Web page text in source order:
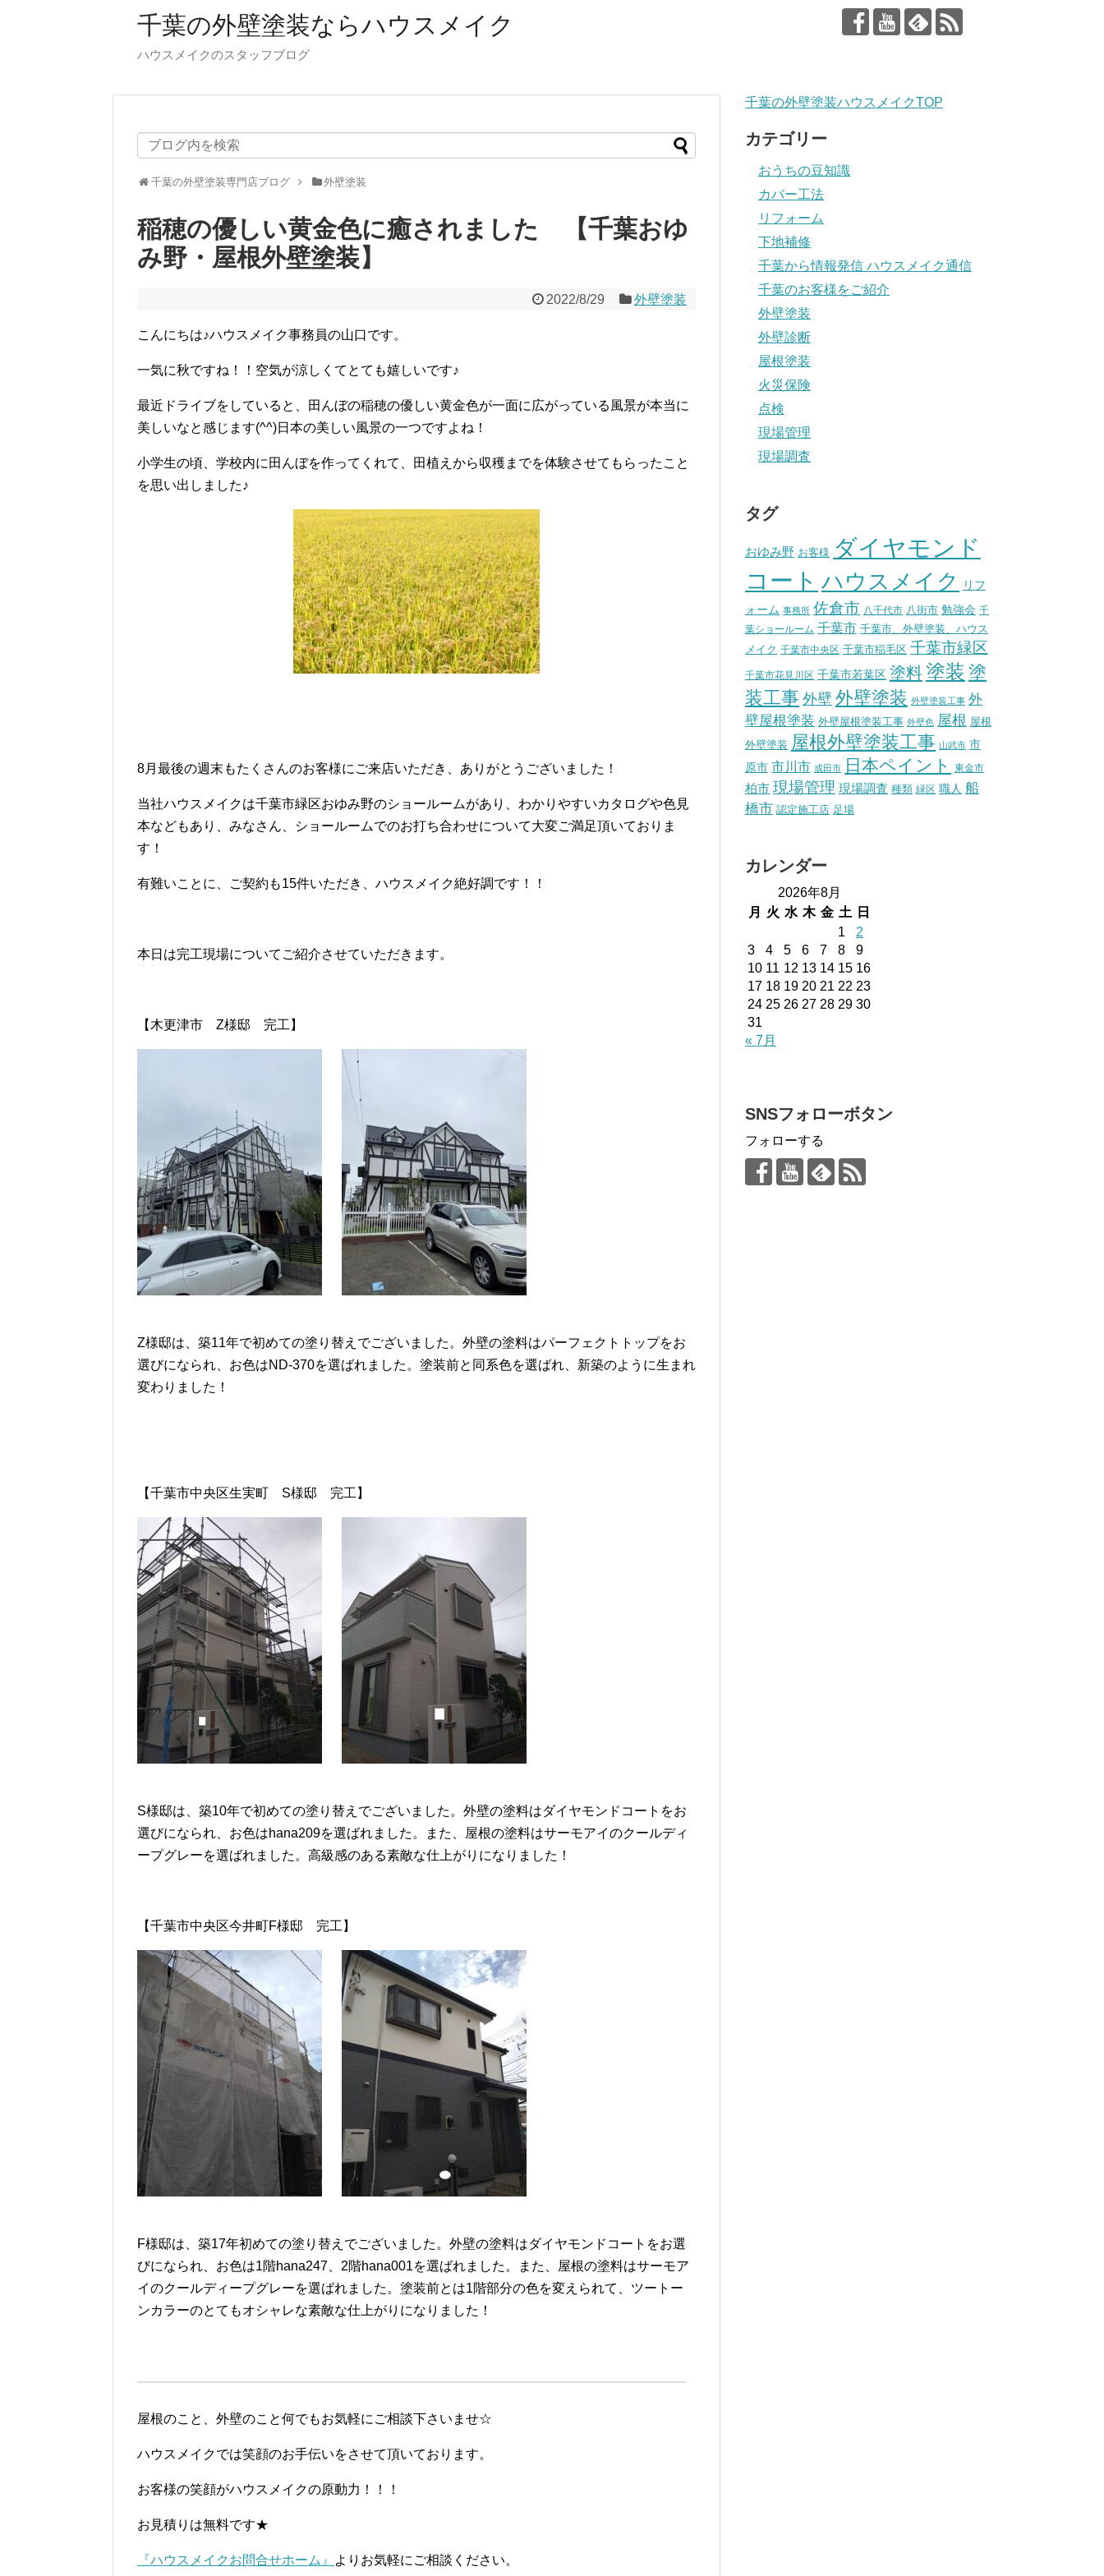
千葉の外壁塗装ならハウスメイク
ハウスメイクのスタッフブログ
千葉の外壁塗装専門店ブログ 外壁塗装
稲穂の優しい黄金色に癒されました 【千葉おゆ
み野・屋根外壁塗装】
2022/8/29 外壁塗装
こんにちは♪ハウスメイク事務員の山口です。
一気に秋ですね！！空気が涼しくてとても嬉しいです♪
最近ドライブをしていると、田んぼの稲穂の優しい黄金色が一面に広がっている風景が本当に
美しいなと感じます(^^)日本の美しい風景の一つですよね！
小学生の頃、学校内に田んぼを作ってくれて、田植えから収穫までを体験させてもらったこと
を思い出しました♪
8月最後の週末もたくさんのお客様にご来店いただき、ありがとうございました！
当社ハウスメイクは千葉市緑区おゆみ野のショールームがあり、わかりやすいカタログや色見
本などもあり、みなさん、ショールームでのお打ち合わせについて大変ご満足頂いておりま
す！
有難いことに、ご契約も15件いただき、ハウスメイク絶好調です！！
本日は完工現場についてご紹介させていただきます。
【木更津市 Z様邸 完工】
Z様邸は、築11年で初めての塗り替えでございました。外壁の塗料はパーフェクトトップをお
選びになられ、お色はND-370を選ばれました。塗装前と同系色を選ばれ、新築のように生まれ
変わりました！
【千葉市中央区生実町 S様邸 完工】
S様邸は、築10年で初めての塗り替えでございました。外壁の塗料はダイヤモンドコートをお
選びになられ、お色はhana209を選ばれました。また、屋根の塗料はサーモアイのクールディ
ープグレーを選ばれました。高級感のある素敵な仕上がりになりました！
【千葉市中央区今井町F様邸 完工】
F様邸は、築17年初めての塗り替えでございました。外壁の塗料はダイヤモンドコートをお選
びになられ、お色は1階hana247、2階hana001を選ばれました。また、屋根の塗料はサーモア
イのクールディープグレーを選ばれました。塗装前とは1階部分の色を変えられて、ツートー
ンカラーのとてもオシャレな素敵な仕上がりになりました！
屋根のこと、外壁のこと何でもお気軽にご相談下さいませ☆
ハウスメイクでは笑顔のお手伝いをさせて頂いております。
お客様の笑顔がハウスメイクの原動力！！！
お見積りは無料です★
『ハウスメイクお問合せホーム』 よりお気軽にご相談ください。
千葉の外壁塗装ハウスメイクTOP
カテゴリー
おうちの豆知識
カバー工法
リフォーム
下地補修
千葉から情報発信 ハウスメイク通信
千葉のお客様をご紹介
外壁塗装
外壁診断
屋根塗装
火災保険
点検
現場管理
現場調査
タグ
おゆみ野 お客様 ダイヤモンド
コート ハウスメイク
リフ
ォーム 事務所 佐倉市 八千代市 八街市 勉強会 千
葉ショールーム 千葉市 千葉市、外壁塗装、ハウス
メイク 千葉市中央区 千葉市稲毛区 千葉市緑区
千葉市花見川区 千葉市若葉区 塗料塗装 塗
装工事 外壁 外壁塗装 外壁塗装工事 外
壁屋根塗装 外壁屋根塗装工事 外壁色 屋根 屋根
外壁塗装 屋根外壁塗装工事 山武市 市
原市 市川市 成田市 日本ペイント 東金市
柏市 現場管理 現場調査 種類 緑区 職人 船
橋市 認定施工店 足場
カレンダー
2026年8月
月
火 水 木 金 土
日
1
2
3
4 5 6 7 8
9
10 11 12 13 14 15 16
17 18 19 20 21 22 23
24 25 26 27 28 29 30
31
« 7月
SNSフォローボタン
フォローする